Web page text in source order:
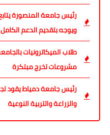
رئيس جامعة المنصورة
ويوجه بتقديم الدعم
مشروعات تخرج مبتكرة
رئيس جامعة دمياط يقود
والزراعة والتربية النوعية